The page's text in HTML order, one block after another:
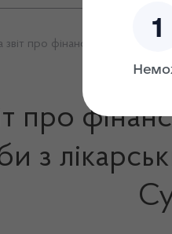
звіт про фінансові
про
з